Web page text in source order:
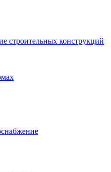
строительных конструкций